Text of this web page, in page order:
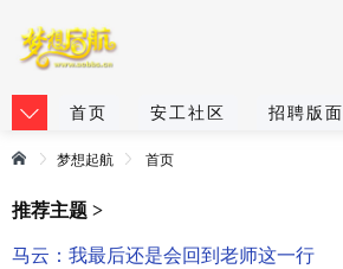
首页 安工社区 招聘版面
梦想起航 首页
推荐主题 >
马云：我最后还是会回到老师这一行